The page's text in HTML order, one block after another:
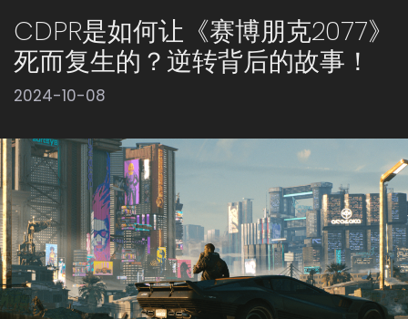
CDPR是如何让《赛博朋克2077》
死而复生的？逆转背后的故事！
2024-10-08